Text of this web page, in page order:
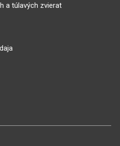
a túlavých zvierat